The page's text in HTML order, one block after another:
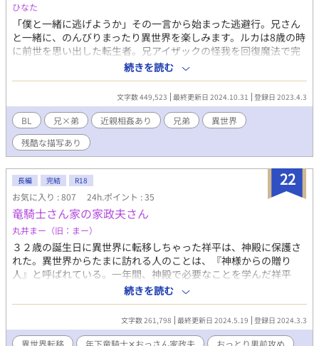
ひなた
「僕と一緒に逃げようか」その一言から始まった逃避行。兄さん
と一緒に、のんびりまったり異世界を楽しみます。ルカは8歳の時
に前世を思い出した転生者。兄アイザックの怪我を回復魔法で完
治させた日、運命が変わった。ルカの回復魔法はこの世界では稀
有な力。バレると神殿に一生軟禁されると恐れたルカは兄アイザ
ックとともに、国外へ逃亡する道を選ぶ。弟に執着してる兄×転
生者弟。時々シリアスＲ18はかなり後半※つけます。
続きを読む
文字数 449,523 最終更新日 2024.10.31 登録日 2023.4.3
BL 兄×弟 近親相姦あり 兄弟
異世界
残酷な描写あり
22
長編 完結 R18
お気に入り : 807 24h.ポイント : 35
竜騎士さん家の家政夫さん
丸井まー（旧：まー）
３２歳の誕生日に異世界に転移しちゃった祥平は、神殿に保護さ
れた。異世界からたまに訪れる人のことは、『神様からの贈り
人』と呼ばれている。一年間、神殿で必要なことを学んだ祥平
は、『選択の日』に出会った竜騎士のダンテの家の家政夫として
働くことになった。おっとりな竜騎士ダンテと、マイペースなお
っさん家政夫祥平のゆるーいお話。 おっとり男前年下竜騎士✕マ
イペース平凡家政夫おっさん。 ※ゆるふわ設定です。 ※全７５
話。 ※ムーンライトノベルズさんでも公開しております。
続きを読む
文字数 261,798 最終更新日 2024.5.19 登録日 2024.3.3
異世界転移 年下竜騎士✕おっさん家政夫 おっとり男前攻め